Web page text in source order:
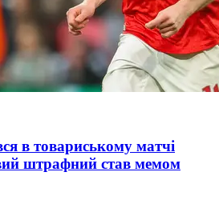
в товариському матчі
штрафний став мемом